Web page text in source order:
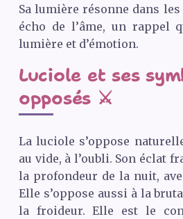
Sa lumière résonne dans
écho de l’âme, un rappel
lumière et d’émotion.
Luciole et ses
opposés ⚔️
La luciole s’oppose
au vide, à l’oubli. Son éclat
la profondeur de la nuit,
Elle s’oppose aussi à la
la froideur. Elle est le